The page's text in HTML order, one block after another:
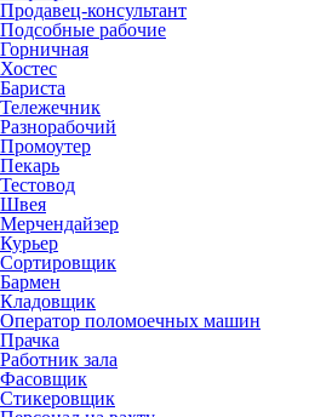
Продавец-консультант
Подсобные рабочие
Горничная
Хостес
Бариста
Тележечник
Разнорабочий
Промоутер
Пекарь
Тестовод
Швея
Мерчендайзер
Курьер
Сортировщик
Бармен
Кладовщик
Оператор поломоечных машин
Прачка
Работник зала
Фасовщик
Стикеровщик